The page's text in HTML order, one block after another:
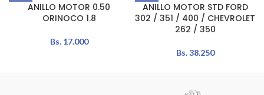
ANILLO MOTOR 0.50
ORINOCO 1.8
Bs.17.000
ANILLO MOTOR STD FORD
302 / 351 / 400 / CHEVROLET
262 / 350
Bs.38.250